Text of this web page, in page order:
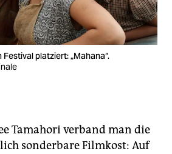
platziert: „Mahana“.
Tamahori verband man die
sonderbare Filmkost: Auf